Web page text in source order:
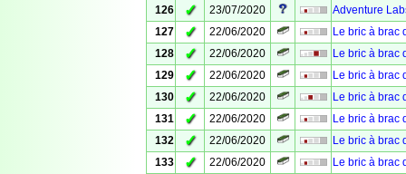
126 ✓ 23/07/2020
Adventure
127
✓ 22/06/2020
Le bric à brac
128
✓ 22/06/2020
Le bric à brac
129
✓ 22/06/2020
Le bric à brac
130
✓ 22/06/2020
Le bric à brac
131
✓ 22/06/2020
Le bric à brac
132
✓ 22/06/2020
Le bric à brac
133
✓ 22/06/2020
Le bric à brac